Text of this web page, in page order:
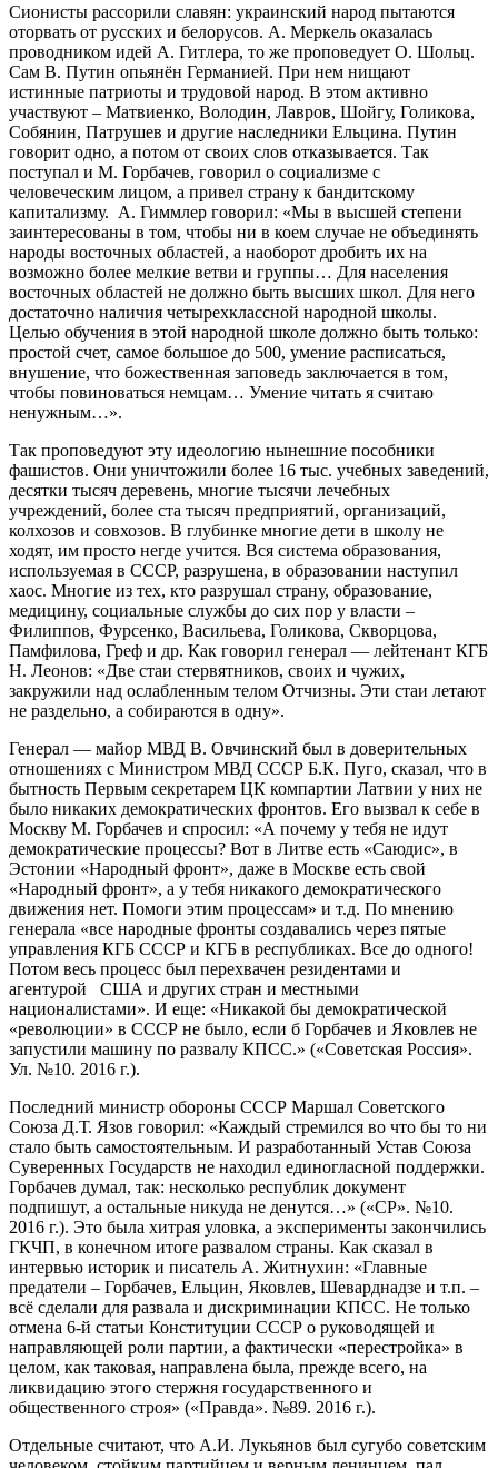
Сионисты рассорили славян: украинский народ пытаются
оторвать от русских и белорусов. А. Меркель оказалась
проводником идей А. Гитлера, то же проповедует О. Шольц.
Сам В. Путин опьянён Германией. При нем нищают
истинные патриоты и трудовой народ. В этом активно
участвуют – Матвиенко, Володин, Лавров, Шойгу, Голикова,
Собянин, Патрушев и другие наследники Ельцина. Путин
говорит одно, а потом от своих слов отказывается. Так
поступал и М. Горбачев, говорил о социализме с
человеческим лицом, а привел страну к бандитскому
капитализму. А. Гиммлер говорил: «Мы в высшей степени
заинтересованы в том, чтобы ни в коем случае не объединять
народы восточных областей, а наоборот дробить их на
возможно более мелкие ветви и группы… Для населения
восточных областей не должно быть высших школ. Для него
достаточно наличия четырехклассной народной школы.
Целью обучения в этой народной школе должно быть только:
простой счет, самое большое до 500, умение расписаться,
внушение, что божественная заповедь заключается в том,
чтобы повиноваться немцам… Умение читать я считаю
ненужным…».
Так проповедуют эту идеологию нынешние пособники
фашистов. Они уничтожили более 16 тыс. учебных заведений,
десятки тысяч деревень, многие тысячи лечебных
учреждений, более ста тысяч предприятий, организаций,
колхозов и совхозов. В глубинке многие дети в школу не
ходят, им просто негде учится. Вся система образования,
используемая в СССР, разрушена, в образовании наступил
хаос. Многие из тех, кто разрушал страну, образование,
медицину, социальные службы до сих пор у власти –
Филиппов, Фурсенко, Васильева, Голикова, Скворцова,
Памфилова, Греф и др. Как говорил генерал — лейтенант КГБ
Н. Леонов: «Две стаи стервятников, своих и чужих,
закружили над ослабленным телом Отчизны. Эти стаи летают
не раздельно, а собираются в одну».
Генерал — майор МВД В. Овчинский был в доверительных
отношениях с Министром МВД СССР Б.К. Пуго, сказал, что в
бытность Первым секретарем ЦК компартии Латвии у них не
было никаких демократических фронтов. Его вызвал к себе в
Москву М. Горбачев и спросил: «А почему у тебя не идут
демократические процессы? Вот в Литве есть «Саюдис», в
Эстонии «Народный фронт», даже в Москве есть свой
«Народный фронт», а у тебя никакого демократического
движения нет. Помоги этим процессам» и т.д. По мнению
генерала «все народные фронты создавались через пятые
управления КГБ СССР и КГБ в республиках. Все до одного!
Потом весь процесс был перехвачен резидентами и
агентурой США и других стран и местными
националистами». И еще: «Никакой бы демократической
«революции» в СССР не было, если б Горбачев и Яковлев не
запустили машину по развалу КПСС.» («Советская Россия».
Ул. №10. 2016 г.).
Последний министр обороны СССР Маршал Советского
Союза Д.Т. Язов говорил: «Каждый стремился во что бы то ни
стало быть самостоятельным. И разработанный Устав Союза
Суверенных Государств не находил единогласной поддержки.
Горбачев думал, так: несколько республик документ
подпишут, а остальные никуда не денутся…» («СР». №10.
2016 г.). Это была хитрая уловка, а эксперименты закончились
ГКЧП, в конечном итоге развалом страны. Как сказал в
интервью историк и писатель А. Житнухин: «Главные
предатели – Горбачев, Ельцин, Яковлев, Шеварднадзе и т.п. –
всё сделали для развала и дискриминации КПСС. Не только
отмена 6-й статьи Конституции СССР о руководящей и
направляющей роли партии, а фактически «перестройка» в
целом, как таковая, направлена была, прежде всего, на
ликвидацию этого стержня государственного и
общественного строя» («Правда». №89. 2016 г.).
Отдельные считают, что А.И. Лукьянов был сугубо советским